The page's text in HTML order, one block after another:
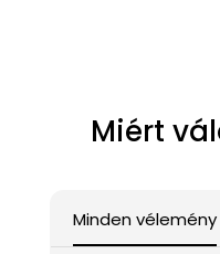
Miért
Minden vélemény